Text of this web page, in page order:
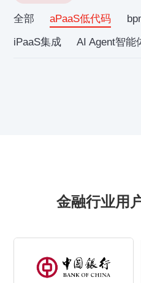
全部 aPaaS低代码
iPaaS集成
AI Agent智能
金融行业用